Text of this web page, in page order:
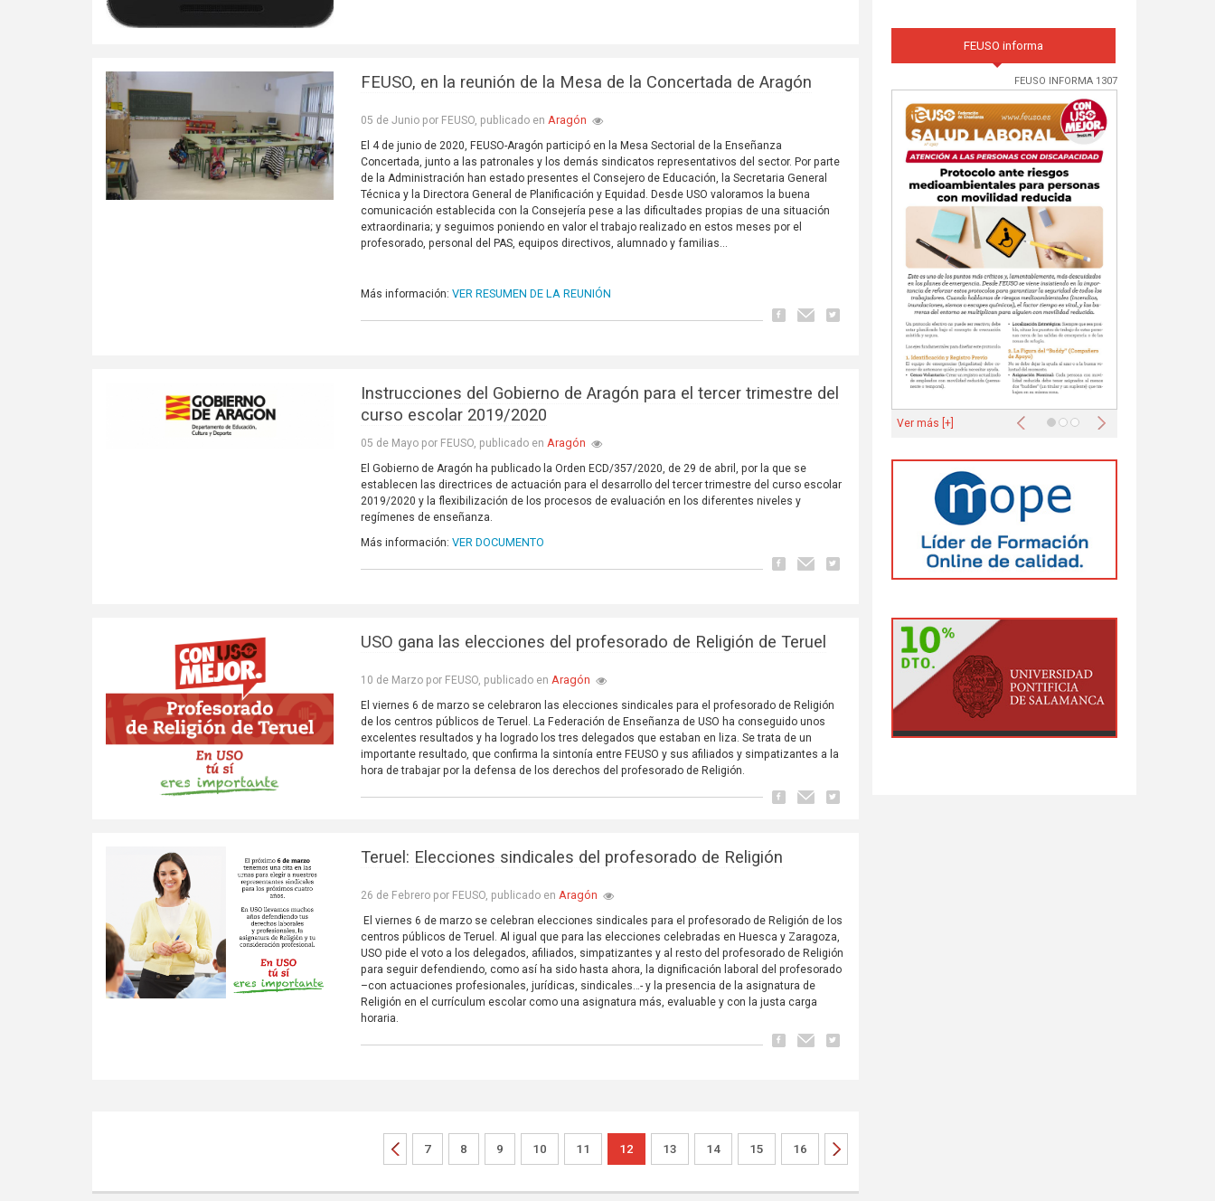
FEUSO, en la reunión de la Mesa de la Concertada de Aragón
05 de Junio por FEUSO, publicado enAragón
El 4 de junio de 2020, FEUSO-Aragón participó en la Mesa Sectorial de la Enseñanza
Concertada, junto a las patronales y los demás sindicatos representativos del sector. Por parte
de la Administración han estado presentes el Consejero de Educación, la Secretaria General
Técnica y la Directora General de Planificación y Equidad. Desde USO valoramos la buena
comunicación establecida con la Consejería pese a las dificultades propias de una situación
extraordinaria; y seguimos poniendo en valor el trabajo realizado en estos meses por el
profesorado, personal del PAS, equipos directivos, alumnado y familias...
Más información:VER RESUMEN DE LA REUNIÓN
Instrucciones del Gobierno de Aragón para el tercer trimestre del
curso escolar 2019/2020
05 de Mayo por FEUSO, publicado enAragón
El Gobierno de Aragón ha publicado la Orden ECD/357/2020, de 29 de abril, por la que se
establecen las directrices de actuación para el desarrollo del tercer trimestre del curso escolar
2019/2020 y la flexibilización de los procesos de evaluación en los diferentes niveles y
regímenes de enseñanza.
Más información:VER DOCUMENTO
USO gana las elecciones del profesorado de Religión de Teruel
10 de Marzo por FEUSO, publicado enAragón
El viernes 6 de marzo se celebraron las elecciones sindicales para el profesorado de Religión
de los centros públicos de Teruel. La Federación de Enseñanza de USO ha conseguido unos
excelentes resultados y ha logrado los tres delegados que estaban en liza. Se trata de un
importante resultado, que confirma la sintonía entre FEUSO y sus afiliados y simpatizantes a la
hora de trabajar por la defensa de los derechos del profesorado de Religión.
Teruel: Elecciones sindicales del profesorado de Religión
26 de Febrero por FEUSO, publicado enAragón
El viernes 6 de marzo se celebran elecciones sindicales para el profesorado de Religión de los
centros públicos de Teruel. Al igual que para las elecciones celebradas en Huesca y Zaragoza,
USO pide el voto a los delegados, afiliados, simpatizantes y al resto del profesorado de Religión
para seguir defendiendo, como así ha sido hasta ahora, la dignificación laboral del profesorado
–con actuaciones profesionales, jurídicas, sindicales…- y la presencia de la asignatura de
Religión en el currículum escolar como una asignatura más, evaluable y con la justa carga
horaria.
7 8 9 10 11 12 13 14 15 16
FEUSO informa
FEUSO INFORMA 1307
Anterior Siguiente
Ver más [+]